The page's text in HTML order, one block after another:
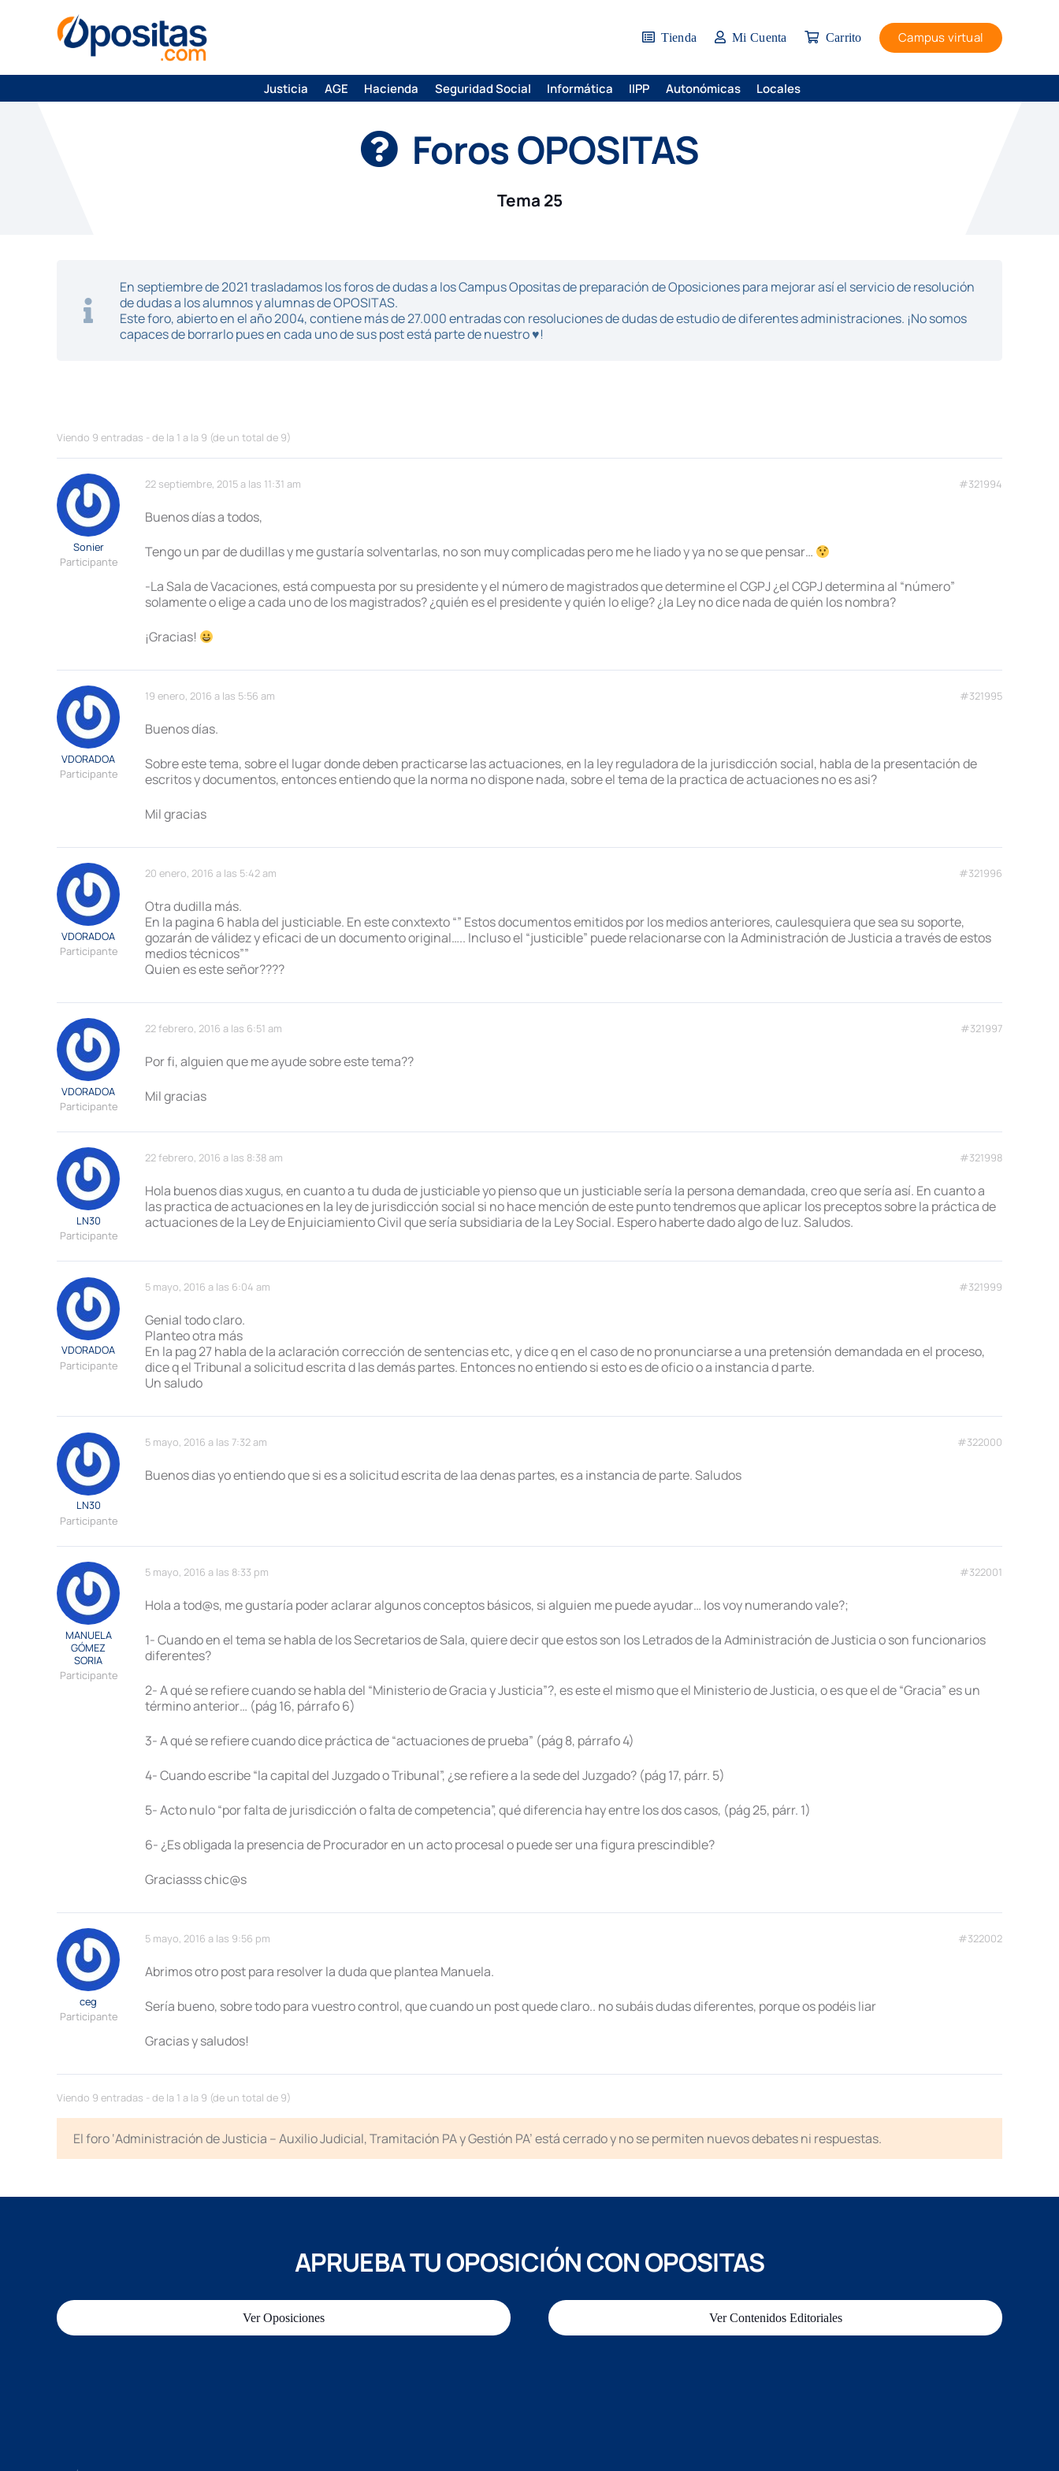
Tienda Mi Cuenta Carrito Campus virtual
Justicia AGE Hacienda Seguridad Social Informática IIPP Autonómicas Locales
Foros OPOSITAS
Tema 25
En septiembre de 2021 trasladamos los foros de dudas a los Campus Opositas de preparación de Oposiciones para mejorar así el servicio de resolución
de dudas a los alumnos y alumnas de OPOSITAS.
Este foro, abierto en el año 2004, contiene más de 27.000 entradas con resoluciones de dudas de estudio de diferentes administraciones. ¡No somos
capaces de borrarlo pues en cada uno de sus post está parte de nuestro ♥!
Viendo 9 entradas - de la 1 a la 9 (de un total de 9)
22 septiembre, 2015 a las 11:31 am #321994
Sonier
Participante
Buenos días a todos,
Tengo un par de dudillas y me gustaría solventarlas, no son muy complicadas pero me he liado y ya no se que pensar…
-La Sala de Vacaciones, está compuesta por su presidente y el número de magistrados que determine el CGPJ ¿el CGPJ determina al “número”
solamente o elige a cada uno de los magistrados? ¿quién es el presidente y quién lo elige? ¿la Ley no dice nada de quién los nombra?
¡Gracias!
19 enero, 2016 a las 5:56 am #321995
VDORADOA
Participante
Buenos días.
Sobre este tema, sobre el lugar donde deben practicarse las actuaciones, en la ley reguladora de la jurisdicción social, habla de la presentación de
escritos y documentos, entonces entiendo que la norma no dispone nada, sobre el tema de la practica de actuaciones no es asi?
Mil gracias
20 enero, 2016 a las 5:42 am #321996
VDORADOA
Participante
Otra dudilla más.
En la pagina 6 habla del justiciable. En este conxtexto “” Estos documentos emitidos por los medios anteriores, caulesquiera que sea su soporte,
gozarán de válidez y eficaci de un documento original….. Incluso el “justicible” puede relacionarse con la Administración de Justicia a través de estos
medios técnicos””
Quien es este señor????
22 febrero, 2016 a las 6:51 am #321997
VDORADOA
Participante
Por fi, alguien que me ayude sobre este tema??
Mil gracias
22 febrero, 2016 a las 8:38 am #321998
LN30
Participante
Hola buenos dias xugus, en cuanto a tu duda de justiciable yo pienso que un justiciable sería la persona demandada, creo que sería así. En cuanto a
las practica de actuaciones en la ley de jurisdicción social si no hace mención de este punto tendremos que aplicar los preceptos sobre la práctica de
actuaciones de la Ley de Enjuiciamiento Civil que sería subsidiaria de la Ley Social. Espero haberte dado algo de luz. Saludos.
5 mayo, 2016 a las 6:04 am #321999
VDORADOA
Participante
Genial todo claro.
Planteo otra más
En la pag 27 habla de la aclaración corrección de sentencias etc, y dice q en el caso de no pronunciarse a una pretensión demandada en el proceso,
dice q el Tribunal a solicitud escrita d las demás partes. Entonces no entiendo si esto es de oficio o a instancia d parte.
Un saludo
5 mayo, 2016 a las 7:32 am #322000
LN30
Participante
Buenos dias yo entiendo que si es a solicitud escrita de laa denas partes, es a instancia de parte. Saludos
5 mayo, 2016 a las 8:33 pm #322001
MANUELA
GÓMEZ
SORIA
Participante
Hola a tod@s, me gustaría poder aclarar algunos conceptos básicos, si alguien me puede ayudar… los voy numerando vale?;
1- Cuando en el tema se habla de los Secretarios de Sala, quiere decir que estos son los Letrados de la Administración de Justicia o son funcionarios
diferentes?
2- A qué se refiere cuando se habla del “Ministerio de Gracia y Justicia”?, es este el mismo que el Ministerio de Justicia, o es que el de “Gracia” es un
término anterior… (pág 16, párrafo 6)
3- A qué se refiere cuando dice práctica de “actuaciones de prueba” (pág 8, párrafo 4)
4- Cuando escribe “la capital del Juzgado o Tribunal”, ¿se refiere a la sede del Juzgado? (pág 17, párr. 5)
5- Acto nulo “por falta de jurisdicción o falta de competencia”, qué diferencia hay entre los dos casos, (pág 25, párr. 1)
6- ¿Es obligada la presencia de Procurador en un acto procesal o puede ser una figura prescindible?
Graciasss chic@s
5 mayo, 2016 a las 9:56 pm #322002
ceg
Participante
Abrimos otro post para resolver la duda que plantea Manuela.
Sería bueno, sobre todo para vuestro control, que cuando un post quede claro.. no subáis dudas diferentes, porque os podéis liar
Gracias y saludos!
Viendo 9 entradas - de la 1 a la 9 (de un total de 9)
El foro ‘Administración de Justicia – Auxilio Judicial, Tramitación PA y Gestión PA’ está cerrado y no se permiten nuevos debates ni respuestas.
APRUEBA TU OPOSICIÓN CON OPOSITAS
Ver Oposiciones Ver Contenidos Editoriales